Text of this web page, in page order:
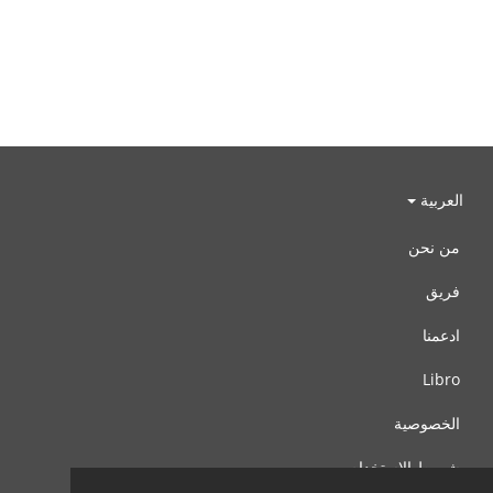
العربية
من نحن
فريق
ادعمنا
Libro
الخصوصية
شروط الإستخدام